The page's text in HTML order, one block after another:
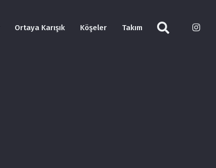
Ortaya Karışık Köşeler Takım